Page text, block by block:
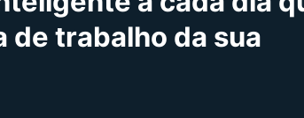
de trabalho da sua